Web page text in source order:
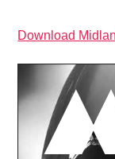
Download